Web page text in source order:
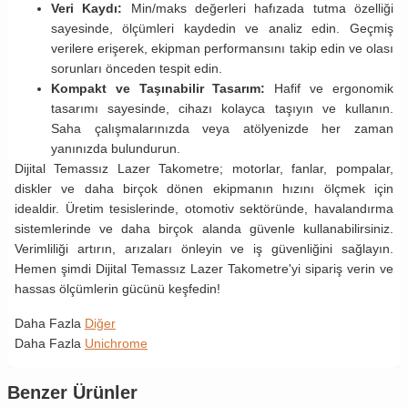
Veri Kaydı: Min/maks değerleri hafızada tutma özelliği
sayesinde, ölçümleri kaydedin ve analiz edin. Geçmiş
verilere erişerek, ekipman performansını takip edin ve olası
sorunları önceden tespit edin.
Kompakt ve Taşınabilir Tasarım: Hafif ve ergonomik
tasarımı sayesinde, cihazı kolayca taşıyın ve kullanın.
Saha çalışmalarınızda veya atölyenizde her zaman
yanınızda bulundurun.
Dijital Temassız Lazer Takometre; motorlar, fanlar, pompalar,
diskler ve daha birçok dönen ekipmanın hızını ölçmek için
idealdir. Üretim tesislerinde, otomotiv sektöründe, havalandırma
sistemlerinde ve daha birçok alanda güvenle kullanabilirsiniz.
Verimliliği artırın, arızaları önleyin ve iş güvenliğini sağlayın.
Hemen şimdi Dijital Temassız Lazer Takometre'yi sipariş verin ve
hassas ölçümlerin gücünü keşfedin!
Daha Fazla Diğer
Daha Fazla Unichrome
Benzer Ürünler